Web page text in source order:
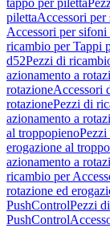
tappo per piletta
pilettaAccessori
Accessori per
ricambio per Tappi
d52Pezzi di
azionamento a
rotazioneAccessori
rotazionePezzi di
azionamento a
al troppopienoPezzi
erogazione al
azionamento a
ricambio per
rotazione ed
PushControlPezzi
PushControl